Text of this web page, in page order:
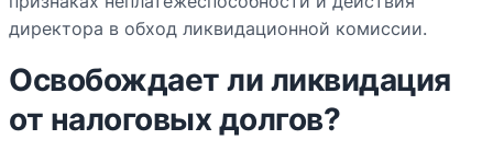
директора в обход ликвидационной комиссии.
Освобождает ли ликвидация
от налоговых долгов?